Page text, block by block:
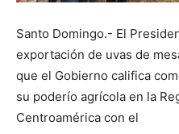
Santo Domingo.- El
exportación de uvas de
que el Gobierno califica
su poderío agrícola en la
Centroamérica con el